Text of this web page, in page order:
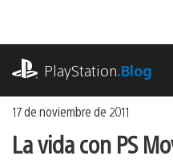
contenido
PlayStation.Blog
17 de noviembre de 2011
La vida con PS